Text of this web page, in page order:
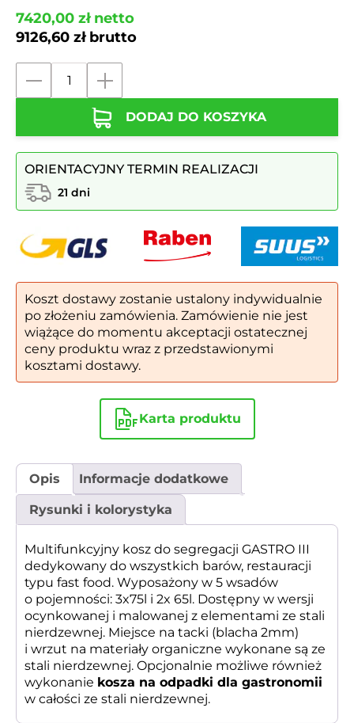
7420,00 złnetto
9126,60 złbrutto
III
Multifunkcyjny
DODAJ DO KOSZYKA
ORIENTACYJNY TERMIN REALIZACJI
21 dni
Koszt dostawy zostanie ustalony indywidualnie
po złożeniu zamówienia. Zamówienie nie jest
wiążące do momentu akceptacji ostatecznej
ceny produktu wraz z przedstawionymi
kosztami dostawy.
Karta produktu
Opis Informacje dodatkowe
Rysunki i kolorystyka
Multifunkcyjny kosz do segregacji GASTRO III
dedykowany do wszystkich barów, restauracji
typu fast food. Wyposażony w 5 wsadów
o pojemności: 3x75l i 2x 65l. Dostępny w wersji
ocynkowanej i malowanej z elementami ze stali
nierdzewnej. Miejsce na tacki (blacha 2mm)
i wrzut na materiały organiczne wykonane są ze
stali nierdzewnej. Opcjonalnie możliwe również
wykonanie kosza na odpadki dla gastronomii
w całości ze stali nierdzewnej.